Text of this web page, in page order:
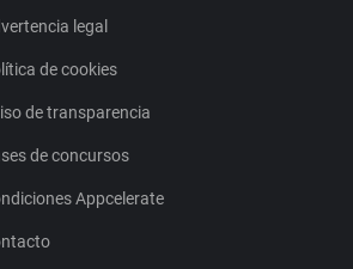
legal
de cookies
de transparencia
de concursos
Appcelerate